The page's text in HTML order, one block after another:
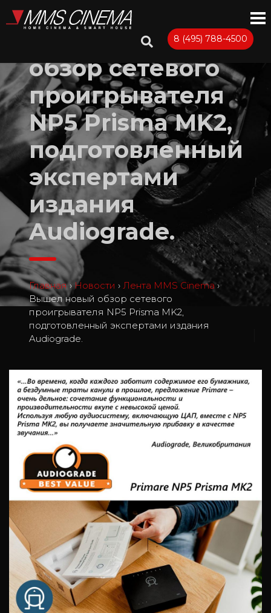
8 (495) 788-4500
Вышел новый
обзор сетевого
проигрывателя
NP5 Prisma MK2,
подготовленный
экспертами
издания
Audiograde.
Главная › Новости › Лента MMS Cinema ›
Вышел новый обзор сетевого
проигрывателя NP5 Prisma MK2,
подготовленный экспертами издания
Audiograde.